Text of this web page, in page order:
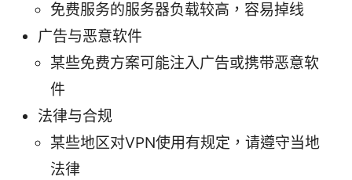
免费服务的服务器负载较高，容易掉线
广告与恶意软件
某些免费方案可能注入广告或携带恶意软
件
法律与合规
某些地区对VPN使用有规定，请遵守当地
法律